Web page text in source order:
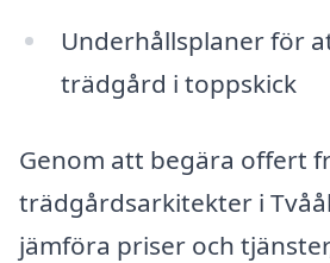
Underhållsplaner för
trädgård i toppskick
Genom att begära offert
trädgårdsarkitekter i
jämföra priser och